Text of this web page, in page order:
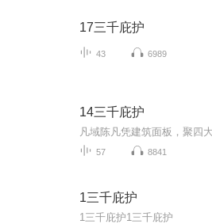
17三千庇护
43 6989
14三千庇护
57 8841
1三千庇护
1三千庇护1三千庇护